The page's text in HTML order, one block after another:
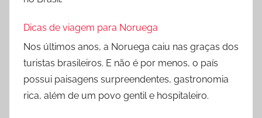
Dicas de viagem para Noruega
Nos últimos anos, a Noruega caiu nas graças dos
turistas brasileiros. E não é por menos, o país
possui paisagens surpreendentes, gastronomia
rica, além de um povo gentil e hospitaleiro.